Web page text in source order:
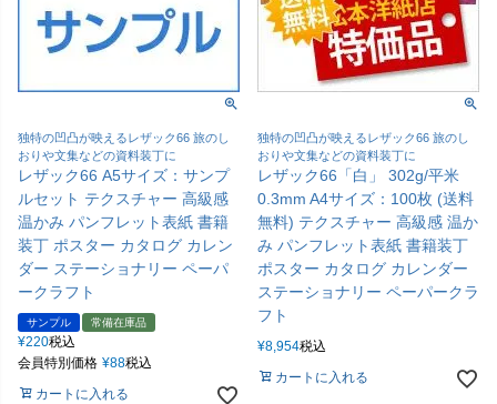
独特の凹凸が映えるレザック66 旅のし
おりや文集などの資料装丁に
レザック66 A5サイズ：サンプ
ルセット テクスチャー 高級感
温かみ パンフレット表紙 書籍
装丁 ポスター カタログ カレン
ダー ステーショナリー ペーパ
ークラフト
サンプル 常備在庫品
¥220税込
会員特別価格 ¥88税込
カートに入れる
独特の凹凸が映えるレザック66 旅のし
おりや文集などの資料装丁に
レザック66「白」 302g/平米
0.3mm A4サイズ：100枚 (送料
無料) テクスチャー 高級感 温か
み パンフレット表紙 書籍装丁
ポスター カタログ カレンダー
ステーショナリー ペーパークラ
フト
¥8,954税込
カートに入れる